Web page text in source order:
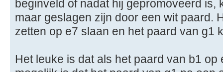
beginveld of nadat hij gepromoveerd is,
maar geslagen zijn door een wit paard.
zetten op e7 slaan en het paard van g1
Het leuke is dat als het paard van b1 op